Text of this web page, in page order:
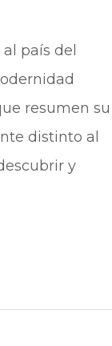
país del
resumen su
distinto al
y